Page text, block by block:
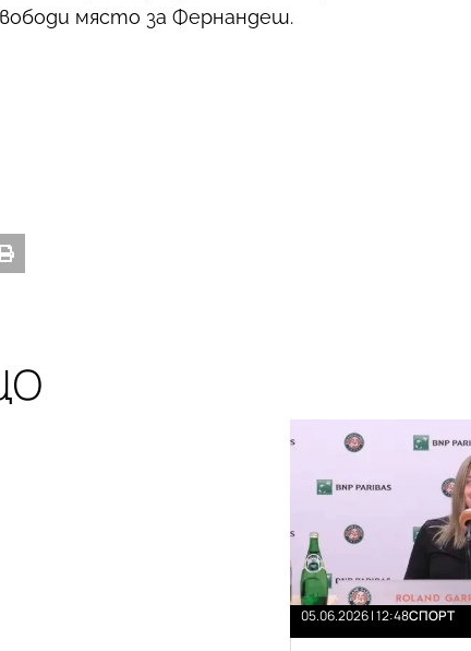
място за Фернандеш.
05.06.2026 | 12:48СПОРТ